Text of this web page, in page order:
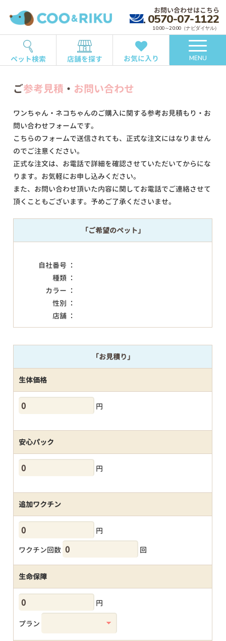
お問い合わせはこちら
0570-07-1122
10:00～20:00（ナビダイヤル）
ペット検索 店舗を探す お気に入り MENU
ご参考見積 ・ お問い合わせ
ワンちゃん・ネコちゃんのご購入に関する参考お見積もり・お
問い合わせフォームです。
こちらのフォームで送信されても、正式な注文にはなりません
のでご注意ください。
正式な注文は、お電話で詳細を確認させていただいてからにな
ります。お気軽にお申し込みください。
また、お問い合わせ頂いた内容に関してお電話でご連絡させて
頂くこともございます。予めご了承くださいませ。
「ご希望のペット」
自社番号 ：
種類 ：
カラー ：
性別 ：
店舗 ：
「お見積り」
生体価格
円
安心パック
円
追加ワクチン
円
ワクチン回数
回
生命保障
円
プラン